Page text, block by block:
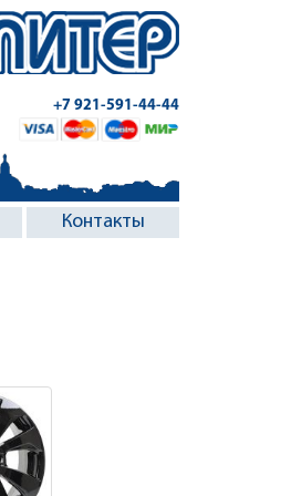
+7 921-591-44-44
Контакты